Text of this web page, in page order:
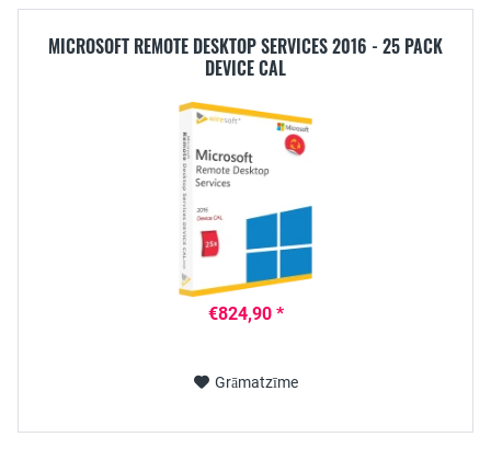
MICROSOFT REMOTE DESKTOP SERVICES 2016 - 25 PACK
DEVICE CAL
€824,90 *
Grāmatzīme